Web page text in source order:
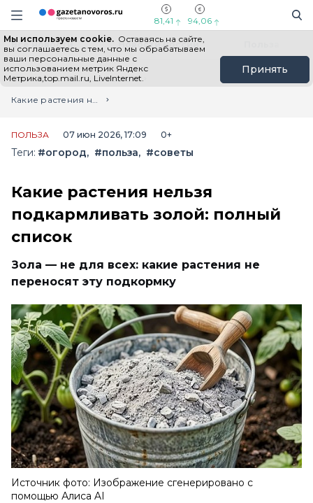
Информационный портал "ГазетаНоворос.ру"
Навигация сайта
81,41 94,06
Мы используем cookie. Оставаясь на сайте,
вы соглашаетесь с тем, что мы обрабатываем
ваши персональные данные с
использованием метрик Яндекс
Метрика,top.mail.ru, LiveInternet.
Принять
Все новости Новости России
Главная
Лента новостей
Какие растения нельзя подкармливать золой: полный список
ПОЛЬЗА 07 июн 2026, 17:09 0+
Теги: #огород #польза #советы
Какие растения нельзя
подкармливать золой: полный
список
Зола — не для всех: какие растения не
переносят эту подкормку
Источник фото: Изображение сгенерировано с
помощью Алиса AI